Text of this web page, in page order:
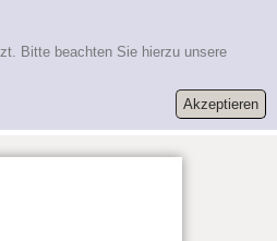
Bitte beachten Sie hierzu unsere